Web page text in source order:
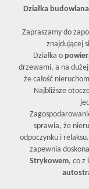
Działka
Zapraszamy do
znajdującej
Działka o
drzewami, a na
że całość
Najbliższe
sprawia, że
odpoczynku i
zapewnia
Strykowem, co z